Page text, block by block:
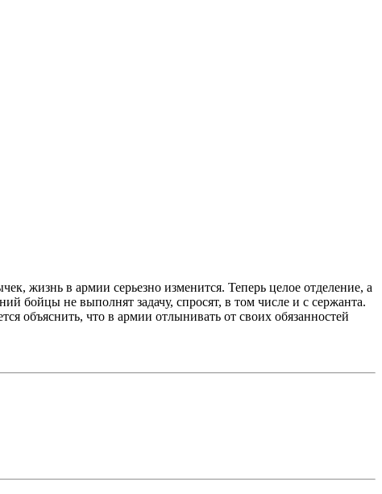
жизнь в армии серьезно изменится. Теперь целое отделение, а
бойцы не выполнят задачу, спросят, в том числе и с сержанта.
объяснить, что в армии отлынивать от своих обязанностей